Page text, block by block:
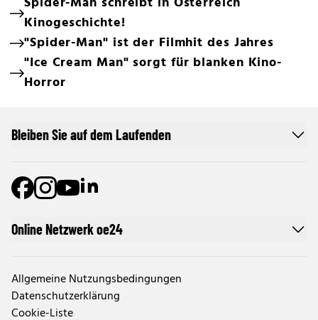
Kinogeschichte!
"Spider-Man" ist der Filmhit des Jahres
"Ice Cream Man" sorgt für blanken Kino-
Horror
Online Netzwerk oe24
Allgemeine Nutzungsbedingungen
Datenschutzerklärung
Cookie-Liste
Bleiben Sie auf dem Laufenden